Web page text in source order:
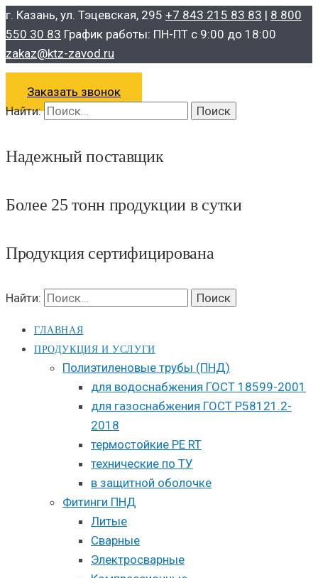
г. Казань, ул. Тэцевская, 295 +7 843 215 83 83 | 8 800
550 30 83 График работы: ПН-ПТ с 9:00 до 18:00
zakaz@ktz-zavod.ru
Заказать звонок
Найти:
Надежный поставщик
Более 25 тонн продукции в сутки
Продукция сертифицирована
Найти:
ГЛАВНАЯ
ПРОДУКЦИЯ И УСЛУГИ
Полиэтиленовые трубы (ПНД)
для водоснабжения ГОСТ 18599-2001
для газоснабжения ГОСТ Р58121.2-
2018
термостойкие PE RT
технические по ТУ
в защитной оболочке
Фитинги ПНД
Литые
Сварные
Электросварные